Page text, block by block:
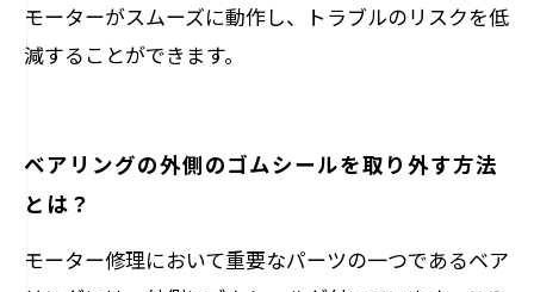
モーターがスムーズに動作し、トラブルのリスクを低
減することができます。
ベアリングの外側のゴムシールを取り外す方法
とは？
モーター修理において重要なパーツの一つであるベア